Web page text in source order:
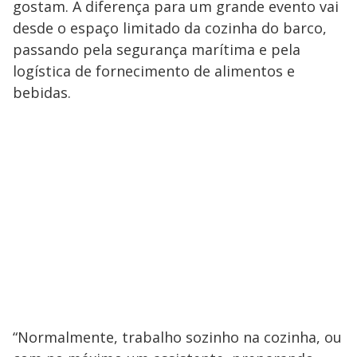
gostam. A diferença para um grande evento vai
desde o espaço limitado da cozinha do barco,
passando pela segurança marítima e pela
logística de fornecimento de alimentos e
bebidas.
“Normalmente, trabalho sozinho na cozinha, ou